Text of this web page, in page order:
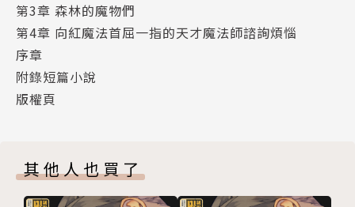
日本的輕小說作家。別筆名自宅警備兵。代表作是兩度
播出同名電視動畫的《為美好的世界獻上祝福！》
森野カスミ
第3章 森林的魔物們
第4章 向紅魔法首屈一指的天才魔法師諮詢煩惱
序章
附錄短篇小說
版權頁
其他人也買了